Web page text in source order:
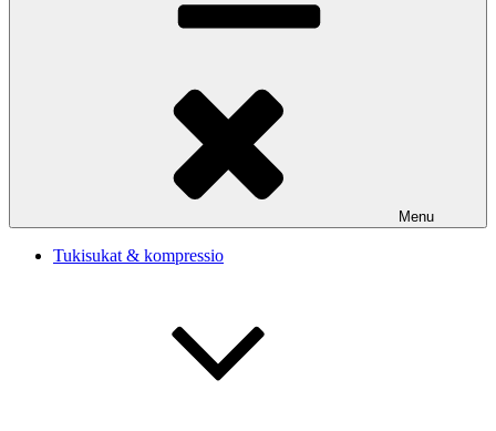
Menu
Tukisukat & kompressio